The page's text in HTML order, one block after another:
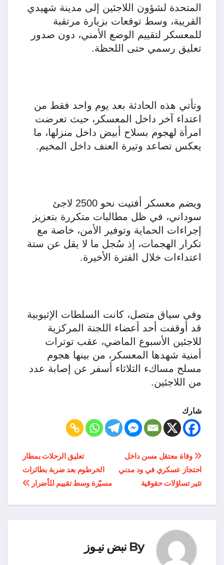
المتحدة لشؤون اللاجئين إلى مدينة شهيدي
القريبة، وسط توقعات بزيارة مرتقبة
للمعسكر لتقييم الوضع الأمني، دون صدور
تعليق رسمي حتى اللحظة.
وتأتي هذه الحادثة بعد يوم واحد فقط من
اعتداء آخر داخل المعسكر، حيث تعرضت
امرأة لهجوم بسلاح أبيض داخل منزلها، ما
يعكس تصاعد وتيرة العنف داخل المخيم.
ويضم معسكر أفتيت نحو 2500 لاجئ
سوداني، في ظل مطالبات متكررة بتعزيز
إجراءات الحماية وتوفير الأمن، خاصة مع
تكرار الهجمات، إذ سُجل ما لا يقل عن ستة
اعتداءات خلال الفترة الأخيرة.
وفي سياق متصل، كانت السلطات الإثيوبية
قد أوقفت أحد أعضاء اللجنة المركزية
للاجئين الأسبوع الماضي، عقب توترات
أمنية شهدها المعسكر، من بينها هجوم
مسلح مساكء الثلاثاء أسفر عن إصابة عدد
من اللاجئين.
شارك
تصفّح
المقالات
تعليق الرحلات بمطار
الخرطوم بعد ضربة بطائرات
مسيّرة وسط تقييم للأضرار
وفاة معتقل مسن داخل
احتجاز عسكري في ود مدني
تثير تساؤلات حقوقية
By نبض نيـوز